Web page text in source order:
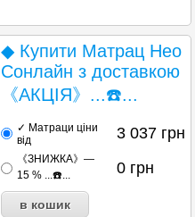
◆ Купити Матрац Нео
Сонлайн з доставкою
《АКЦІЯ》...☎️...
✓ Матраци ціни
від
3 037 грн
《ЗНИЖКА》—
15 % ...☎️...
0 грн